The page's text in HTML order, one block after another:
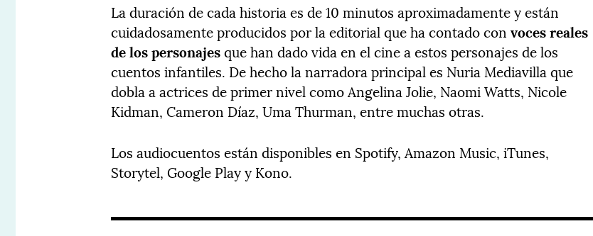
La duración de cada historia es de 10 minutos aproximadamente y están
cuidadosamente producidos por la editorial que ha contado convoces reales
de los personajesque han dado vida en el cine a estos personajes de los
cuentos infantiles. De hecho la narradora principal es Nuria Mediavilla que
dobla a actrices de primer nivel como Angelina Jolie, Naomi Watts, Nicole
Kidman, Cameron Díaz, Uma Thurman, entre muchas otras.
Los audiocuentos están disponibles en Spotify, Amazon Music, iTunes,
Storytel, Google Play y Kono.